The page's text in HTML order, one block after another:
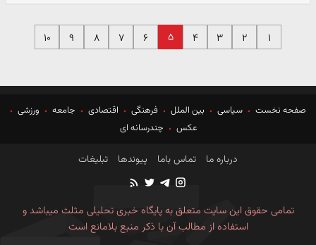
۱ ۲ ۳ ۴ ۵ ۶ ۷ ۸ ۹ ۱۰
صفحه نخست سیاسی بین الملل فرهنگی اقتصادی جامعه
ورزشی
عکس
چندرسانه ای
درباره ما تماس باما پیوندها تبلیغات
تمامی حقوق این سایت متعلق به پایگاه خبری تحلیلی مثلث میباشد و
استفاده از مطالب آن با ذکر منبع بلامانع است